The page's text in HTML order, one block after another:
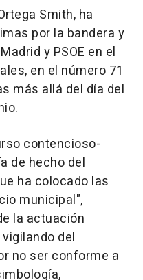
Smith, ha
por la bandera y
y PSOE en el
en el número 71
más allá del día del
contencioso-
de hecho del
ha colocado las
municipal",
la actuación
del
no ser conforme a